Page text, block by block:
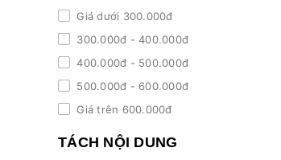
Giá dưới 300.000đ
300.000đ - 400.000đ
400.000đ - 500.000đ
500.000đ - 600.000đ
Giá trên 600.000đ
TÁCH NỘI DUNG